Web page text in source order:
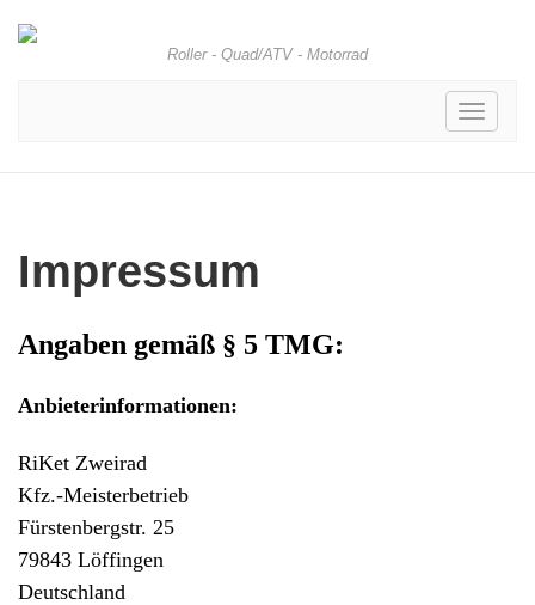
Roller - Quad/ATV - Motorrad
Toggle
Impressum
Angaben gemäß § 5 TMG:
Anbieterinformationen:
RiKet Zweirad
Kfz.-Meisterbetrieb
Fürstenbergstr. 25
79843 Löffingen
Deutschland